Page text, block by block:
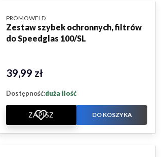
Zestaw szybek ochronnych, filtrów
do Speedglas 100/SL
PRODUCENT
PROMOWELD
Cena
39,99 zł
Dostępność:duża ilość
ZAPISZ DO KOSZYKA